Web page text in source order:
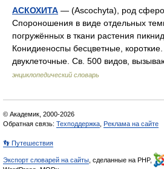
АСКОХИТА — (Ascochyta), род
Спороношения в виде отдельных
погружённых в ткани растения
Конидиеноспы бесцветные,
двуклеточные. Св. 500 видов,
энциклопедический словарь
© Академик, 2000-2026
Обратная связь: Техподдержка Реклама на сайте
👣 Путешествия
Экспорт словарей на сайты , сделанные на PHP,